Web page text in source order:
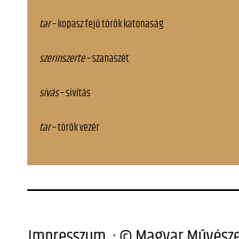
tar– kopasz fejű török katonaság
szerinszerte– szanaszét
sívás– sivítás
tar– török vezér